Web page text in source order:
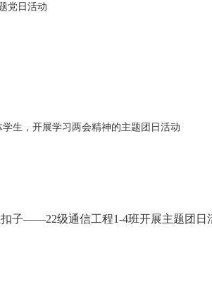
党日活动
生，开展学习两会精神的主题团日活动
子——22级通信工程1-4班开展主题团日